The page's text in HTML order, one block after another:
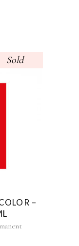
Sold
–